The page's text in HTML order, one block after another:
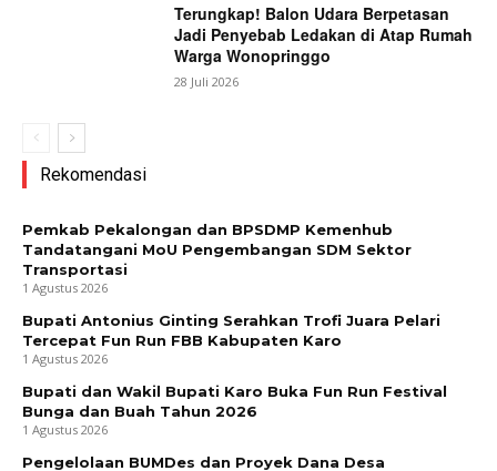
Terungkap! Balon Udara Berpetasan
Jadi Penyebab Ledakan di Atap Rumah
Warga Wonopringgo
28 Juli 2026
Rekomendasi
Pemkab Pekalongan dan BPSDMP Kemenhub
Tandatangani MoU Pengembangan SDM Sektor
Transportasi
1 Agustus 2026
Bupati Antonius Ginting Serahkan Trofi Juara Pelari
Tercepat Fun Run FBB Kabupaten Karo
1 Agustus 2026
Bupati dan Wakil Bupati Karo Buka Fun Run Festival
Bunga dan Buah Tahun 2026
1 Agustus 2026
Pengelolaan BUMDes dan Proyek Dana Desa